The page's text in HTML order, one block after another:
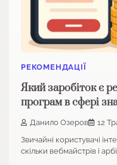
РЕКОМЕНДАЦІЇ
Який заробіток є
програм в сфері
Данило Озеров 12
Звичайні користувачі
скільки вебмайстрів і